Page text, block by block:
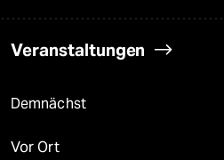
Veranstaltungen
Demnächst
Vor Ort